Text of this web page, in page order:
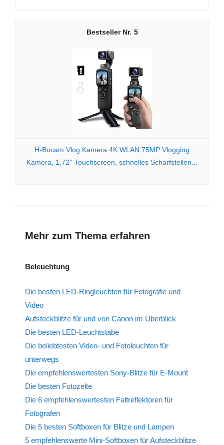
5
H-Bocam Vlog Kamera 4K WLAN 75MP Vlogging
Kamera, 1.72'' Touchscreen, schnelles Scharfstellen...
Mehr zum Thema erfahren
Beleuchtung
Die besten LED-Ringleuchten für Fotografie und
Video
Aufsteckblitze für und von Canon im Überblick
Die besten LED-Leuchtstäbe
Die beliebtesten Video- und Fotoleuchten für
unterwegs
Die empfehlenswertesten Sony-Blitze für E-Mount
Die besten Fotozelte
Die 6 empfehlenswertesten Faltreflektoren für
Fotografen
Die 5 besten Softboxen für Blitze und Lampen
5 empfehlenswerte Mini-Softboxen für Aufsteckblitze